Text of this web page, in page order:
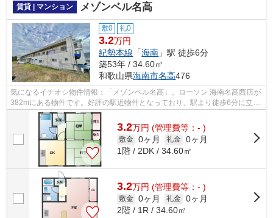
賃貸 | マンション メゾンベル名高
敷0 礼0
3.2万円
紀勢本線 「海南 」駅 徒歩6分
築53年 / 34.60㎡
和歌山県海南市名高476
気になるイチオシ物件情報：「メゾンベル名高」。ローソン 海南名高西店が
382mにある物件です。好評の駅近物件となっており、駅より徒歩6分に立地
しています。防犯対策もバッチリなマ...
3.2万円 (管理費等：- )
敷金 0ヶ月 礼金 0ヶ月
1階 / 2DK / 34.60㎡
3.2万円 (管理費等：- )
敷金 0ヶ月 礼金 0ヶ月
2階 / 1R / 34.60㎡